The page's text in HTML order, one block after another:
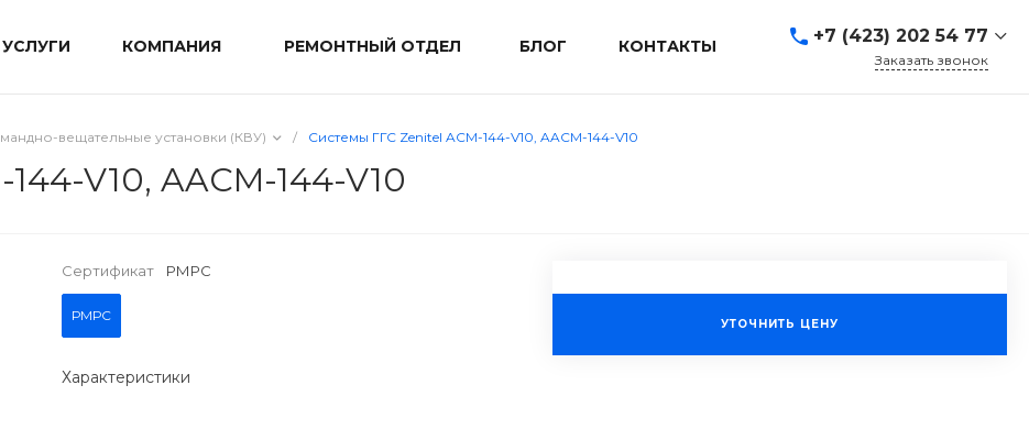
УСЛУГИ КОМПАНИЯ РЕМОНТНЫЙ ОТДЕЛ БЛОГ КОНТАКТЫ +7 (423) 202 54 77
Заказать звонок
вещательные установки (КВУ) / Системы ГГС Zenitel ACM-144-V10, AACM-144-V10
V10, AACM-144-V10
Сертификат РМРС
РМРС
Характеристики
УТОЧНИТЬ ЦЕНУ